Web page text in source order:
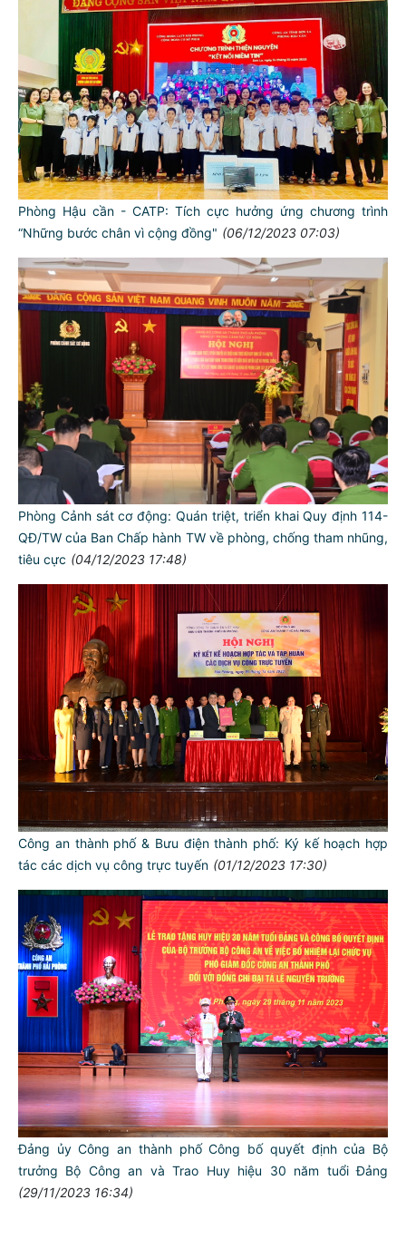
Phòng Hậu cần - CATP: Tích cực hưởng ứng chương trình
“Những bước chân vì cộng đồng" (06/12/2023 07:03)
Phòng Cảnh sát cơ động: Quán triệt, triển khai Quy định 114-
QĐ/TW của Ban Chấp hành TW về phòng, chống tham nhũng,
tiêu cực (04/12/2023 17:48)
Công an thành phố & Bưu điện thành phố: Ký kế hoạch hợp
tác các dịch vụ công trực tuyến (01/12/2023 17:30)
Đảng ủy Công an thành phố Công bố quyết định của Bộ
trưởng Bộ Công an và Trao Huy hiệu 30 năm tuổi Đảng
(29/11/2023 16:34)
TƯ CÁCH
NGƯỜI CÔNG AN CÁCH MỆNH LÀ:
Đối với tự mình, phải
CẦN, KIỆM, LIÊM, CHÍNH